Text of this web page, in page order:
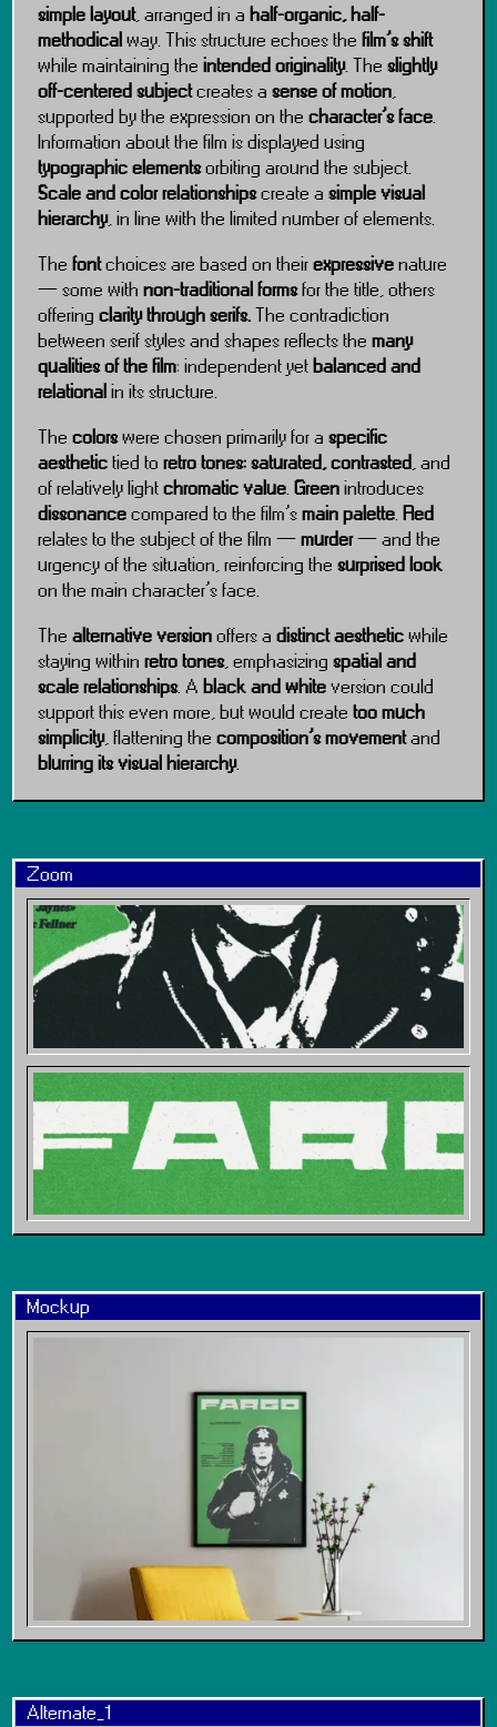
simple layout, arranged in ahalf-organic, half-
methodicalway. This structure echoes thefilm’s shift
while maintaining theintended originality. Theslightly
off-centered subjectcreates a sense of motion,
supported by the expression on thecharacter’s face.
Information about the film is displayed using
typographic elementsorbiting around the subject.
Scale and color relationshipscreate asimple visual
hierarchy, in line with the limited number of elements.
Thefontchoices are based on theirexpressivenature
— some withnon-traditional formsfor the title, others
offeringclarity through serifs.The contradiction
between serif styles and shapes reflects themany
qualities of the film: independent yetbalanced and
relationalin its structure.
The colorswere chosen primarily for aspecific
aesthetictied toretro tones: saturated, contrasted, and
of relatively lightchromatic value.Greenintroduces
dissonancecompared to the film’smain palette.Red
relates to the subject of the film —murder— and the
urgency of the situation, reinforcing thesurprised look
on the main character’s face.
The alternative versionoffers adistinct aestheticwhile
staying withinretro tones, emphasizingspatial and
scale relationships. A black and whiteversion could
support this even more, but would createtoo much
simplicity, flattening thecomposition’s movementand
blurring its visual hierarchy.
Zoom
Mockup
Alternate_1